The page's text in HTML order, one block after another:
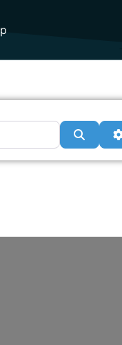
Search